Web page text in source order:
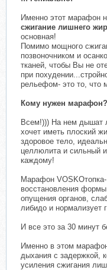
Именно этот марафон
сжигание лишнего
основная!
Помимо мощного
позвоночником и
тканей, чтобы Вы не
при
рельефом- это то, что
Кому нужен марафон?
Всем!))) На нем дышат
хочет иметь плоский
здоровое тело,
целлюлита и сильный
каждому!
Марафон
восстановления
опущения органов,
либидо и нормализует
И все это за 30 минут
Именно в этом
дыхания с задержкой,
усиления сжигания